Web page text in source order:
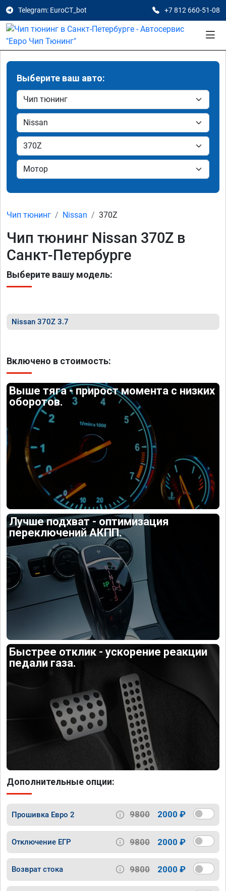
Telegram: EuroCT_bot +7 812 660-51-08
Выберите ваш авто:
Чип тюнинг Nissan 370Z
Чип тюнинг Nissan 370Z в
Санкт-Петербурге
Выберите вашу модель:
Nissan 370Z 3.7
Включено в стоимость:
Выше тяга - прирост момента с низких
оборотов.
Лучше подхват - оптимизация
переключений АКПП.
Быстрее отклик - ускорение реакции
педали газа.
Дополнительные опции:
Прошивка Евро 2 9800 2000 ₽
Отключение ЕГР 9800 2000 ₽
Возврат стока 9800 2000 ₽